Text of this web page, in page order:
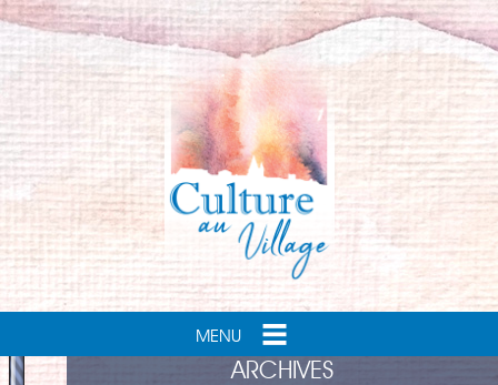
MENU
ARCHIVES